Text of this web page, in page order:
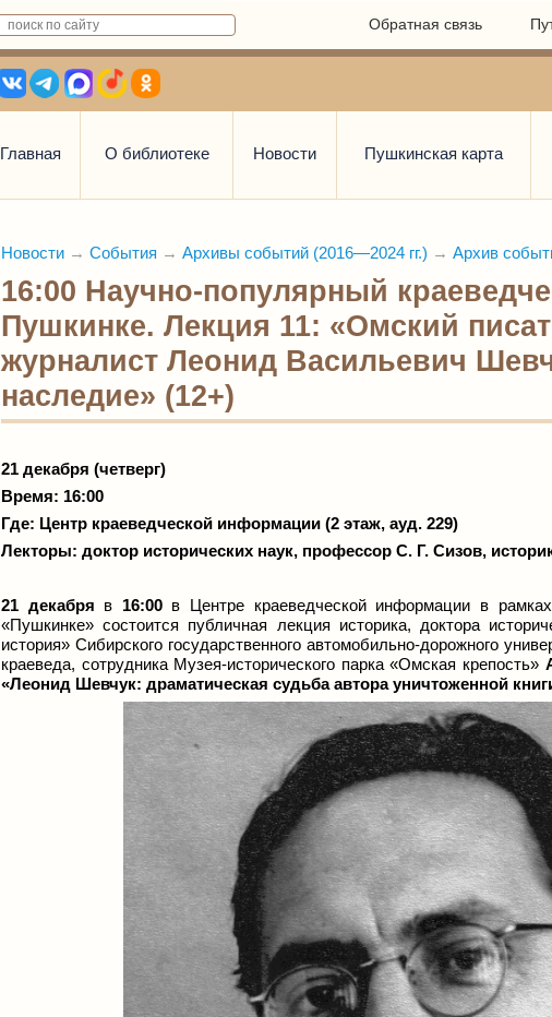
Обратная связь
Главная О библиотеке Новости Пушкинская карта
Новости → События → Архивы событий (2016—2024 гг.) → Архив
16:00 Научно-популярный
Пушкинке. Лекция 11: «Омский
журналист Леонид Васильевич
наследие» (12+)
21 декабря (четверг)
Время: 16:00
Где: Центр краеведческой информации (2 этаж, ауд. 229)
Лекторы: доктор исторических наук, профессор С. Г. Сизов,
21 декабря в 16:00в Центре краеведческой информации в рамках
«Пушкинке» состоится публичная лекция историка, доктора
история» Сибирского государственного автомобильно-дорожного
краеведа, сотрудника Музея-исторического парка «Омская крепость»
«Леонид Шевчук: драматическая судьба автора уничтоженной